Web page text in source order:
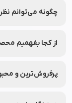
چگونه می‌توانم
از کجا بفهمیم
پرفروش‌ترین و